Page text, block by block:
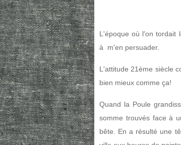
L'époque où l'on tordait
à m'en persuader.
L'attitude 21ème siècle
bien mieux comme ça!
Quand la Poule
somme trouvés face à
bête. En a résulté une